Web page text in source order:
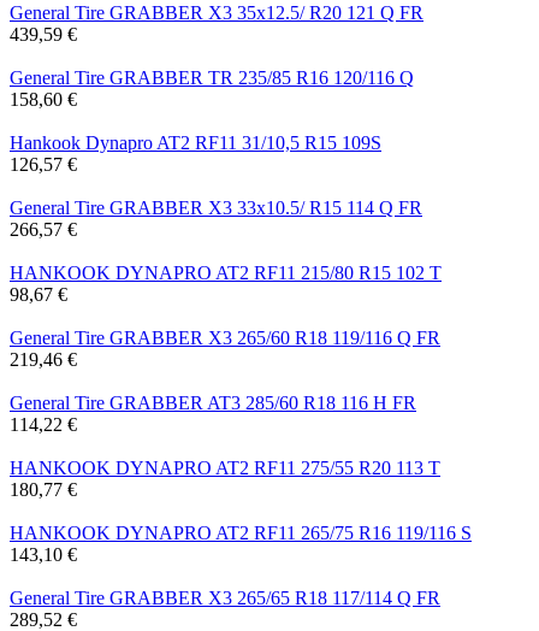
General Tire GRABBER X3 35x12.5/ R20 121 Q FR
439,59 €
General Tire GRABBER TR 235/85 R16 120/116 Q
158,60 €
Hankook Dynapro AT2 RF11 31/10,5 R15 109S
126,57 €
General Tire GRABBER X3 33x10.5/ R15 114 Q FR
266,57 €
HANKOOK DYNAPRO AT2 RF11 215/80 R15 102 T
98,67 €
General Tire GRABBER X3 265/60 R18 119/116 Q FR
219,46 €
General Tire GRABBER AT3 285/60 R18 116 H FR
114,22 €
HANKOOK DYNAPRO AT2 RF11 275/55 R20 113 T
180,77 €
HANKOOK DYNAPRO AT2 RF11 265/75 R16 119/116 S
143,10 €
General Tire GRABBER X3 265/65 R18 117/114 Q FR
289,52 €